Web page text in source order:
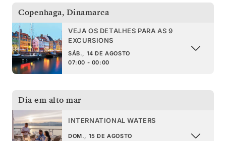
Copenhaga, Dinamarca
VEJA OS DETALHES PARA AS 9
EXCURSIONS
SÁB., 14 DE AGOSTO
07:00 - 00:00
Dia em alto mar
INTERNATIONAL WATERS
DOM., 15 DE AGOSTO